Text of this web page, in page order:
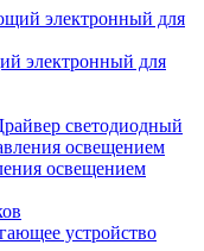
электронный для
светодиодный
освещением